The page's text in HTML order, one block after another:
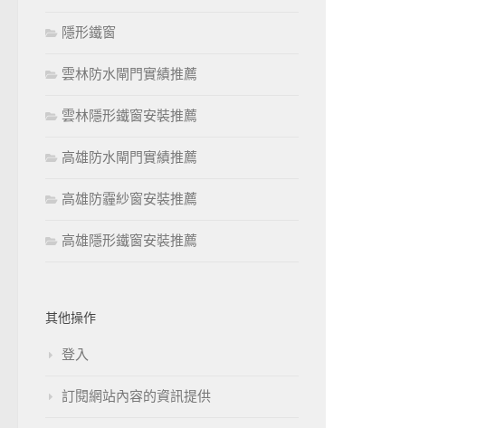
隱形鐵窗
雲林防水閘門實績推薦
雲林隱形鐵窗安裝推薦
高雄防水閘門實績推薦
高雄防霾紗窗安裝推薦
高雄隱形鐵窗安裝推薦
其他操作
登入
訂閱網站內容的資訊提供